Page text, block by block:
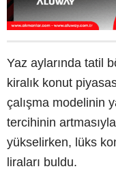
Yaz aylarında tatil
kiralık konut
çalışma modelinin
tercihinin
yükselirken, lüks
liraları buldu.